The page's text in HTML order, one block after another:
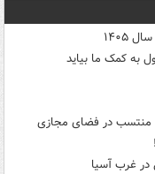
به کمک ما بیاید
و منتسب در فضای مجازی
در غرب آسیا